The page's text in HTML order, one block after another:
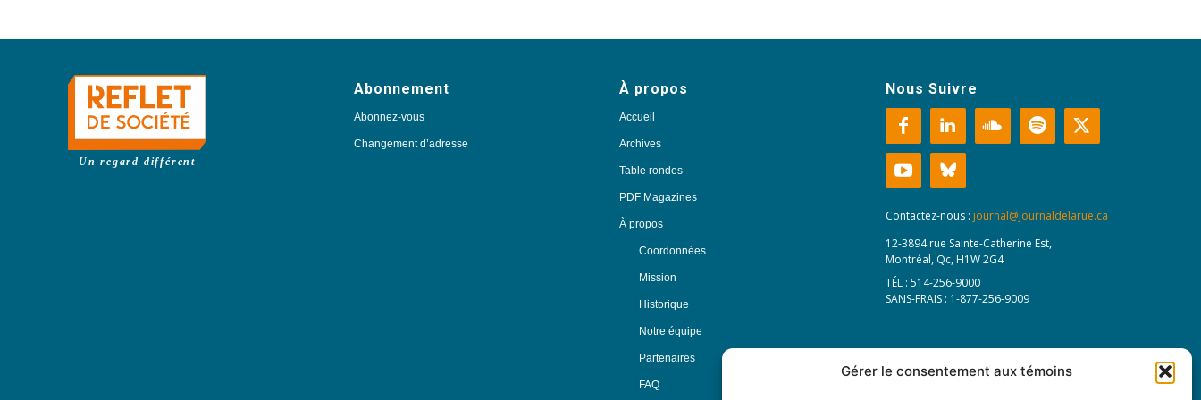
Gérer le consentement aux témoins
Un regard différent
Abonnement
Abonnez-vous
Changement d’adresse
À propos
Accueil
Archives
Table rondes
PDF Magazines
À propos
Coordonnées
Mission
Historique
Notre équipe
Partenaires
FAQ
Nous Suivre
Contactez-nous : journal@journaldelarue.ca
12-3894 rue Sainte-Catherine Est,
Montréal, Qc, H1W 2G4
TÉL : 514-256-9000
SANS-FRAIS : 1-877-256-9009